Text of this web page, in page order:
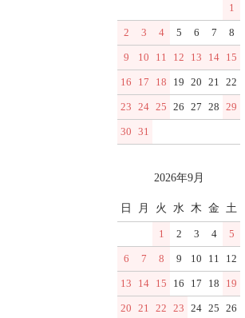
1
2 3 4 5 6 7 8
9 10 11 12 13 14 15
16 17 18 19 20 21 22
23 24 25 26 27 28 29
30 31
2026年9月
日 月 火 水 木 金 土
1 2 3 4 5
6 7 8 9 10 11 12
13 14 15 16 17 18 19
20 21 22 23 24 25 26